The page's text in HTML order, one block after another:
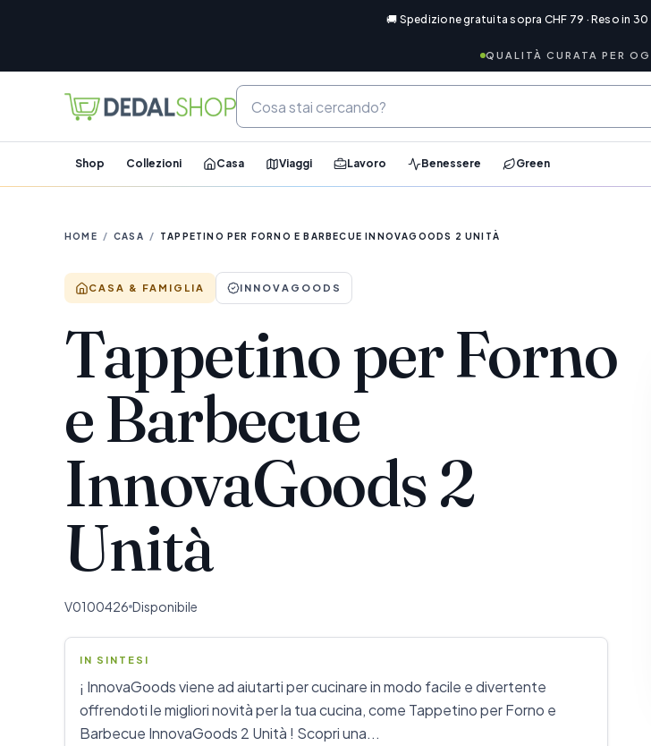
🚚 Spedizione gratuita sopra CHF 79 · Reso in
QUALITÀ CURATA PER
Shop Collezioni Casa Viaggi Lavoro Benessere Green
HOME / CASA / TAPPETINO PER FORNO E BARBECUE INNOVAGOODS 2 UNITÀ
CASA & FAMIGLIA INNOVAGOODS
Tappetino per Forno
e Barbecue
InnovaGoods 2
Unità
V0100426 Disponibile
IN SINTESI
¡ InnovaGoods viene ad aiutarti per cucinare in modo facile e divertente
offrendoti le migliori novità per la tua cucina, come Tappetino per Forno e
Barbecue InnovaGoods 2 Unità ! Scopri una...